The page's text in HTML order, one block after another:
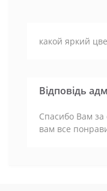
какой яркий
Відповідь
Спасибо Вам
вам все